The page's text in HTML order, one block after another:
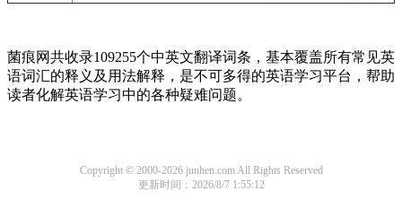
菌痕网共收录109255个中英文翻译词条，基本覆盖所有常见英
语词汇的释义及用法解释，是不可多得的英语学习平台，帮助
读者化解英语学习中的各种疑难问题。
Copyright © 2000-2026 junhen.com All Rights Reserved
更新时间：2026/8/7 1:55:12